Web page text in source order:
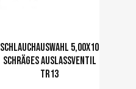
Schlauchauswahl 5,00x10
schräges Auslassventil
TR13